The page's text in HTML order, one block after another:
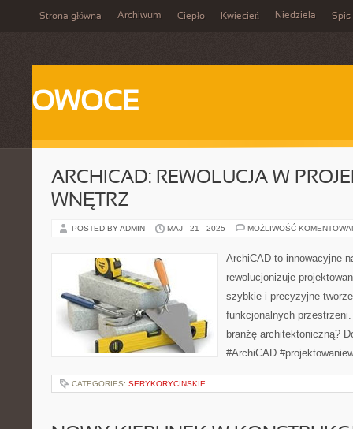
Strona główna Archiwum Ciepło Kwiecień Niedziela Spis
OWOCE
ARCHICAD: REWOLUCJA W
WNĘTRZ
POSTED BY ADMIN MAJ - 21 - 2025 MOŻLIWOŚĆ
ArchiCAD to innowacyjne
rewolucjonizuje
szybkie i precyzyjne
funkcjonalnych
branżę architektoniczną?
#ArchiCAD
CATEGORIES: SERYKORYCINSKIE